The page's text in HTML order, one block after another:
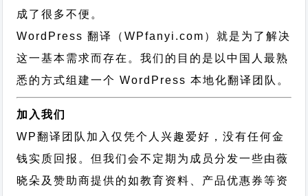
成了很多不便。
WordPress 翻译（WPfanyi.com） 就是为了解决
这一基本需求而存在。我们的目的是以中国人最熟
悉的方式组建一个 WordPress 本地化翻译团队。
加入我们
WP翻译团队加入仅凭个人兴趣爱好，没有任何金
钱实质回报。但我们会不定期为成员分发一些由薇
晓朵及赞助商提供的如教育资料、产品优惠券等资